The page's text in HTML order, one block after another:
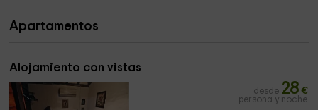
Apartamentos
Alojamiento con vistas
desde 28 €
persona y noche